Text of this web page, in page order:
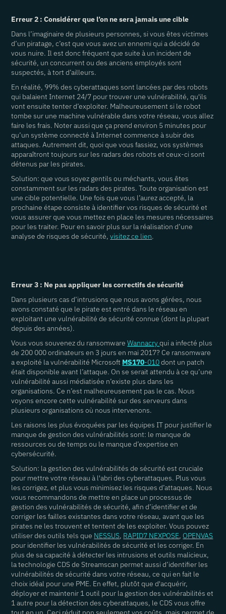
Erreur 2 : Considérer que l’on ne sera jamais une cible
Dans l’imaginaire de plusieurs personnes, si vous êtes victimes
d’un piratage, c’est que vous avez un ennemi qui a décidé de
vous nuire. Il est donc fréquent que suite à un incident de
sécurité, un concurrent ou des anciens employés sont
suspectés, à tort d’ailleurs.
En réalité, 99% des cyberattaques sont lancées par des robots
qui balaient Internet 24/7 pour trouver une vulnérabilité, qu'ils
vont ensuite tenter d’exploiter. Malheureusement si le robot
tombe sur une machine vulnérable dans votre réseau, vous allez
faire les frais. Noter aussi que ça prend environ 5 minutes pour
qu’un système connecté à Internet commence à subir des
attaques. Autrement dit, quoi que vous fassiez, vos systèmes
apparaîtront toujours sur les radars des robots et ceux-ci sont
détenus par les pirates.
Solution: que vous soyez gentils ou méchants, vous êtes
constamment sur les radars des pirates. Toute organisation est
une cible potentielle. Une fois que vous l’aurez accepté, la
prochaine étape consiste à identifier vos risques de sécurité et
vous assurer que vous mettez en place les mesures nécessaires
pour les traiter. Pour en savoir plus sur la réalisation d’une
analyse de risques de sécurité,visitez ce lien.
Erreur 3 : Ne pas appliquer les correctifs de sécurité
Dans plusieurs cas d’intrusions que nous avons gérées, nous
avons constaté que le pirate est entré dans le réseau en
exploitant une vulnérabilité de sécurité connue (dont la plupart
depuis des années).
Vous vous souvenez du ransomwareWannacryqui a infecté plus
de 200 000 ordinateurs en 3 jours en mai 2017? Ce ransomware
a exploité la vulnérabilité Microsoft MS170-010dont un patch
était disponible avant l’attaque. On se serait attendu à ce qu’une
vulnérabilité aussi médiatisée n’existe plus dans les
organisations. Ce n’est malheureusement pas le cas. Nous
voyons encore cette vulnérabilité sur des serveurs dans
plusieurs organisations où nous intervenons.
Les raisons les plus évoquées par les équipes IT pour justifier le
manque de gestion des vulnérabilités sont: le manque de
ressources ou de temps ou le manque d’expertise en
cybersécurité.
Solution: la gestion des vulnérabilités de sécurité est cruciale
pour mettre votre réseau à l'abri des cyberattaques. Plus vous
les corrigez, et plus vous minimisez les risques d’attaques. Nous
vous recommandons de mettre en place un processus de
gestion des vulnérabilités de sécurité, afin d’identifier et de
corriger les failles existantes dans votre réseau, avant que les
pirates ne les trouvent et tentent de les exploiter. Vous pouvez
utiliser des outils tels que NESSUS, RAPID7 NEXPOSE, OPENVAS
pour identifier les vulnérabilités de sécurité et les corriger. En
plus de sa capacité à détecter les intrusions et outils malicieux,
la technologie CDS de Streamscan permet aussi d’identifier les
vulnérabilités de sécurité dans votre réseau, ce qui en fait le
choix idéal pour une PME. En effet, plutôt que d'acquérir,
déployer et maintenir 1 outil pour la gestion des vulnérabilités et
1 autre pour la détection des cyberattaques, le CDS vous offre